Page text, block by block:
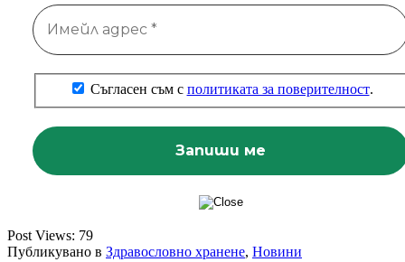
Съгласен съм с политиката за поверителност.
Post Views: 79
Публикувано в Здравословно хранене, Новини